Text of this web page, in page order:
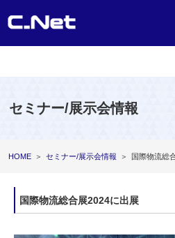
セミナー/展示会情報
HOME ＞ セミナー/展示会情報 ＞ 国際物流総
国際物流総合展2024に出展